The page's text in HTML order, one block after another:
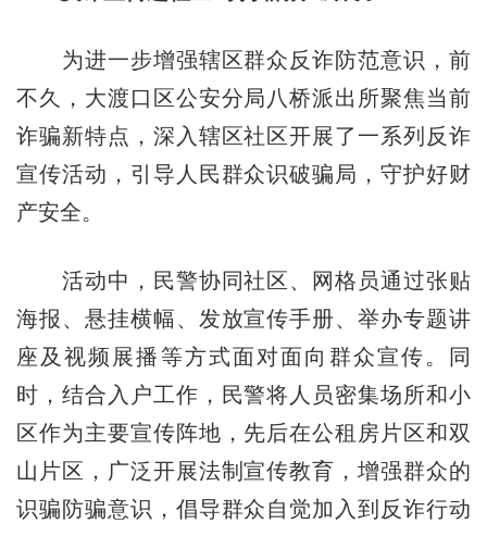
为进一步增强辖区群众反诈防范意识，前
不久，大渡口区公安分局八桥派出所聚焦当前
诈骗新特点，深入辖区社区开展了一系列反诈
宣传活动，引导人民群众识破骗局，守护好财
产安全。
活动中，民警协同社区、网格员通过张贴
海报、悬挂横幅、发放宣传手册、举办专题讲
座及视频展播等方式面对面向群众宣传。同
时，结合入户工作，民警将人员密集场所和小
区作为主要宣传阵地，先后在公租房片区和双
山片区，广泛开展法制宣传教育，增强群众的
识骗防骗意识，倡导群众自觉加入到反诈行动